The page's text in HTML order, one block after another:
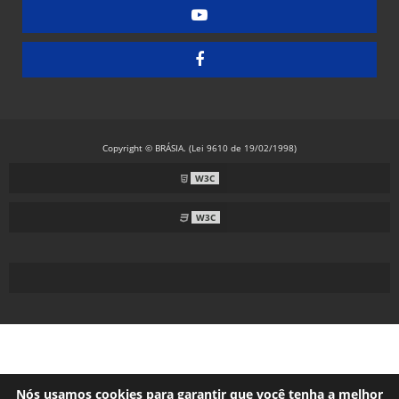
Embaladora de Guardanapos - Manual
Embaladora de Guardanapos - Semiautomática
Embaladora de Resma - Grandes Formatos
Embaladora Flow Pack - Standard
Embaladora Flow Pack para Máscaras com Alças Internas
Nós usamos cookies para garantir que você tenha a melhor
Copyright © BRÁSIA. (Lei 9610 de 19/02/1998)
W3C
W3C